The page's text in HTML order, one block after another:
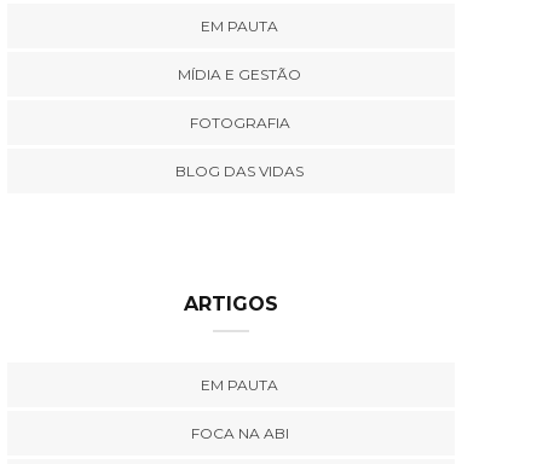
EM PAUTA
MÍDIA E GESTÃO
FOTOGRAFIA
BLOG DAS VIDAS
ARTIGOS
EM PAUTA
FOCA NA ABI